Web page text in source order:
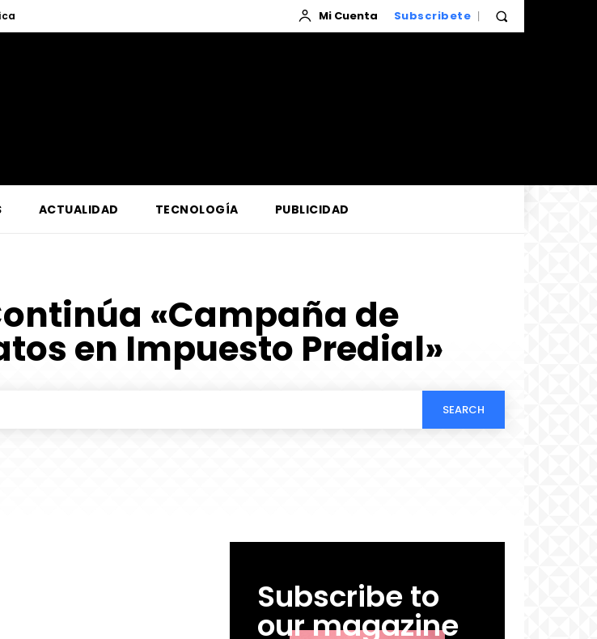
Mi Cuenta Subscribete
ACTUALIDAD TECNOLOGÍA PUBLICIDAD
«Campaña de
en Impuesto Predial»
SEARCH
Subscribe to
our magazine